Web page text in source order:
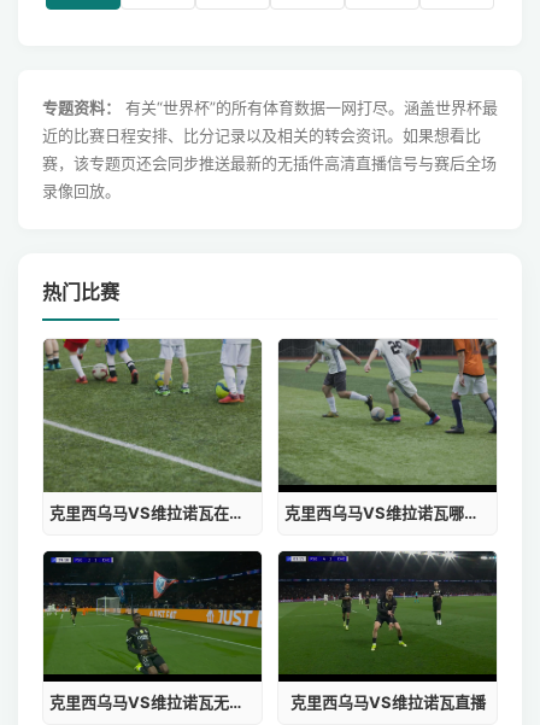
专题资料：
有关“世界杯”的所有体育数据一网打尽。涵盖世界杯最
近的比赛日程安排、比分记录以及相关的转会资讯。如果想看比
赛，该专题页还会同步推送最新的无插件高清直播信号与赛后全场
录像回放。
热门比赛
克里西乌马VS维拉诺瓦在线观看免费 克里西乌马VS维拉诺瓦哪里看
克里西乌马VS维拉诺瓦无插件 克里西乌马VS维拉诺瓦直播